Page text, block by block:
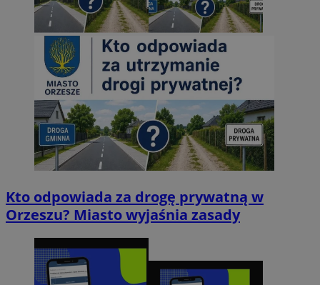
Kto odpowiada za drogę prywatną w
Orzeszu? Miasto wyjaśnia zasady